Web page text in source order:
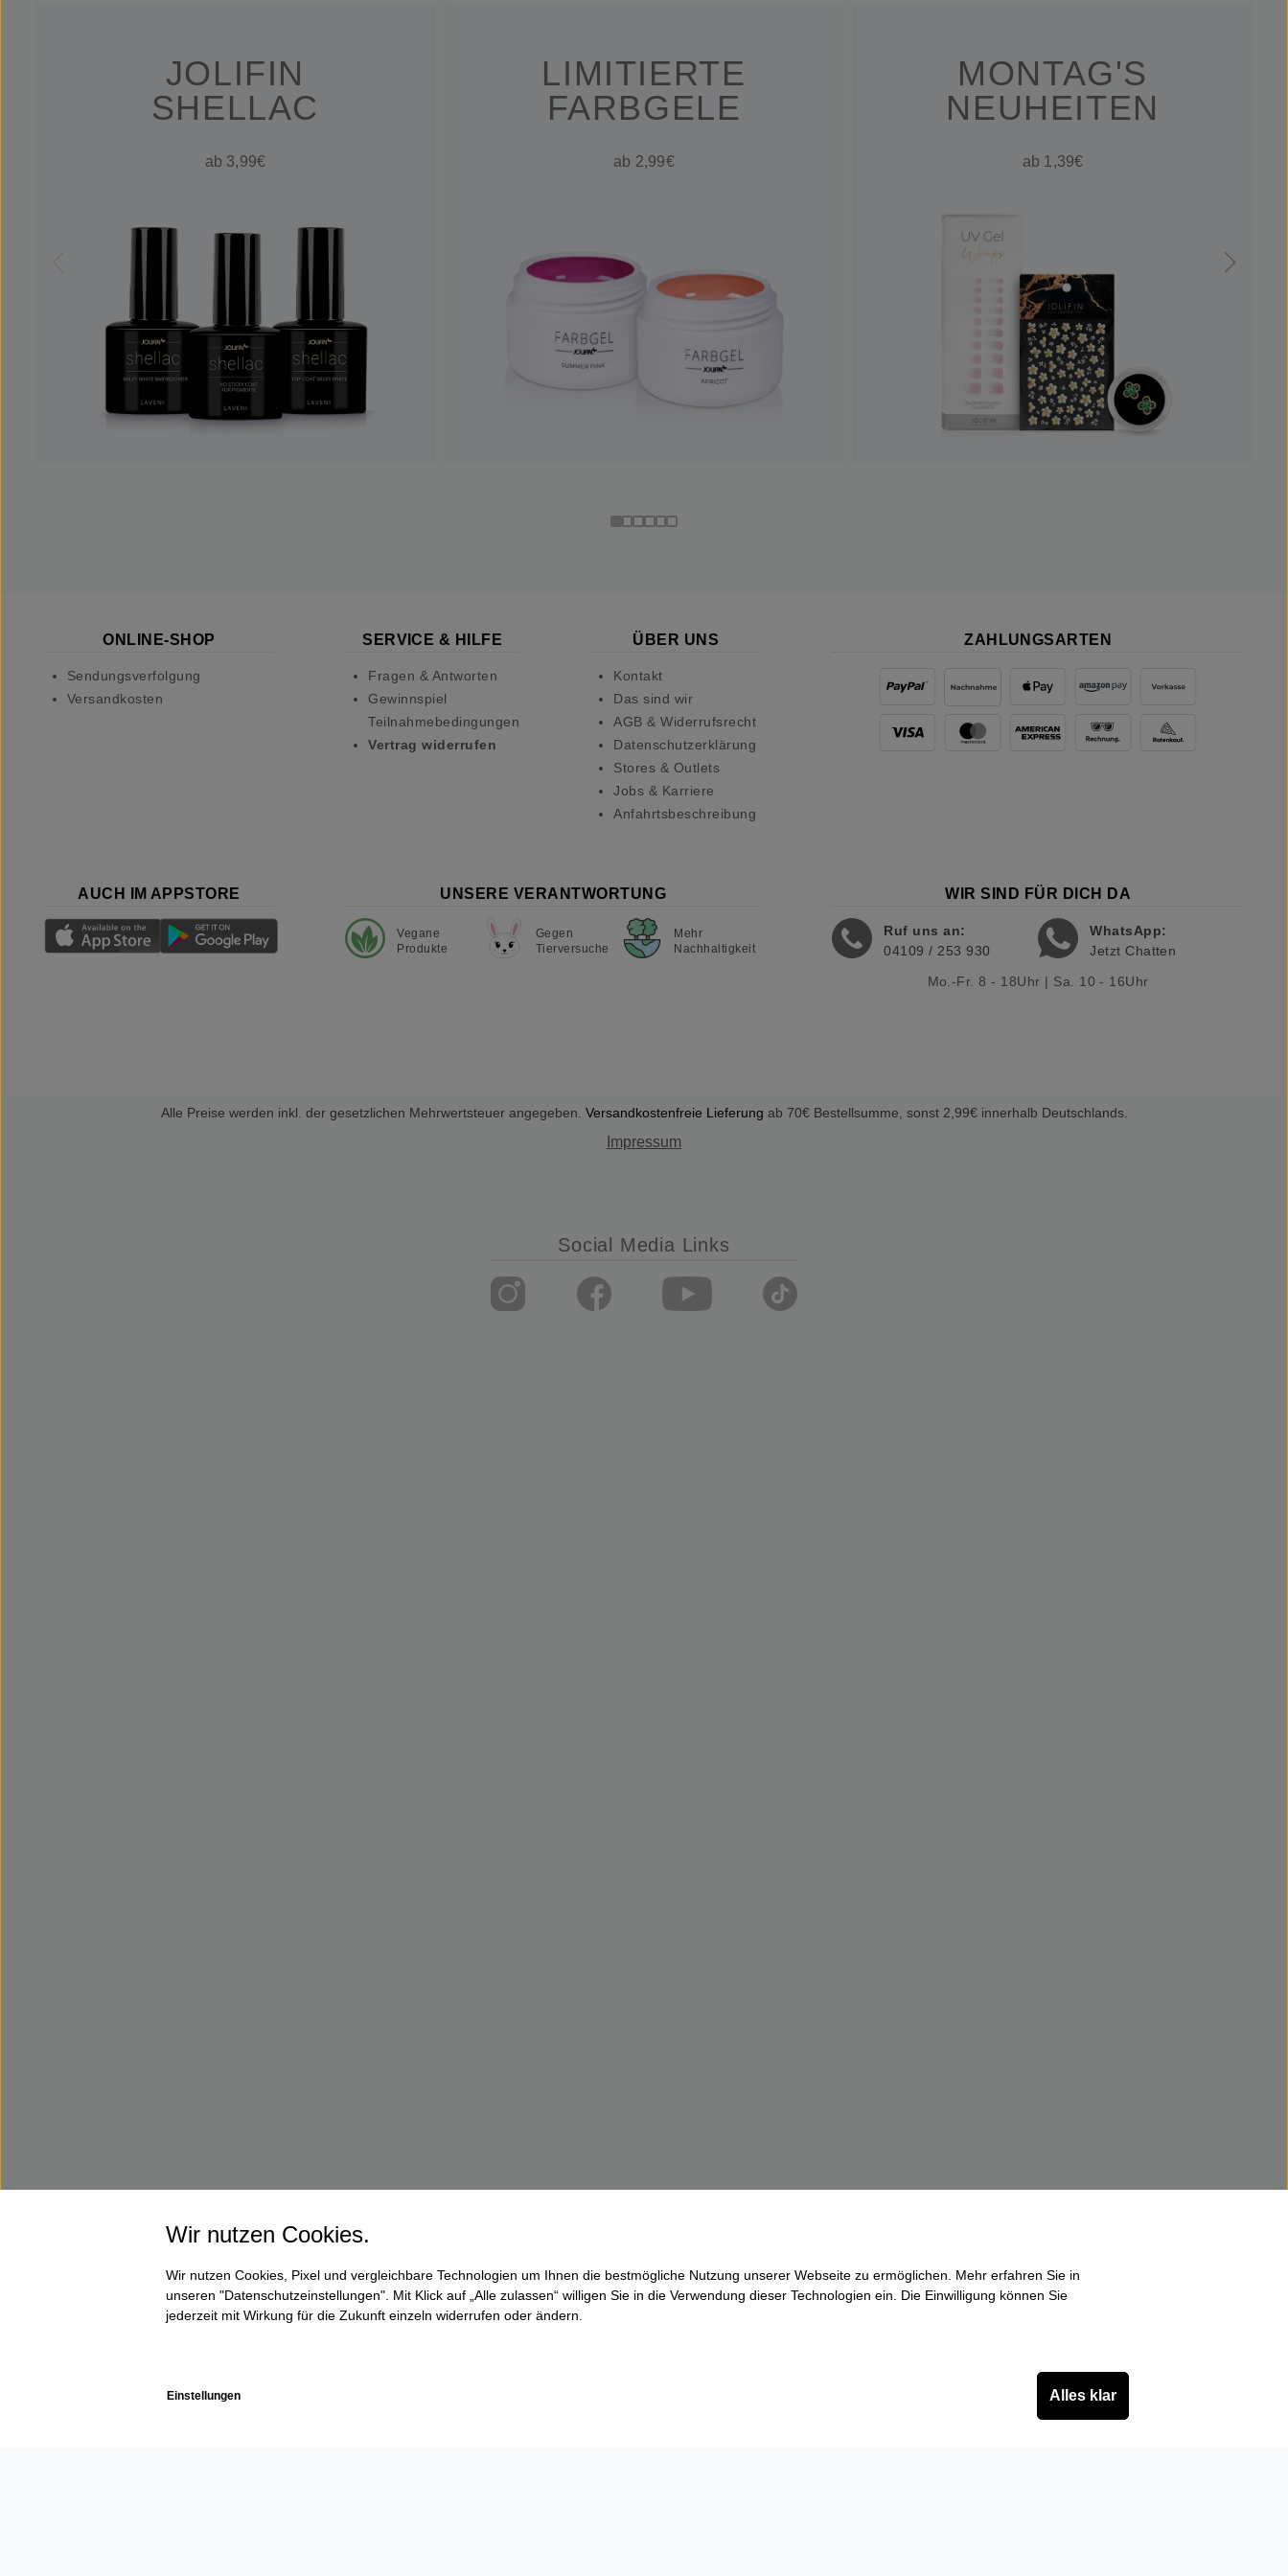
JOLIFIN
SHELLAC
ab 3,99€
LIMITIERTE
FARBGELE
ab 2,99€
MONTAG'S
NEUHEITEN
ab 1,39€
ONLINE-SHOP
Sendungsverfolgung
Versandkosten
SERVICE & HILFE
Fragen & Antworten
Gewinnspiel
Teilnahmebedingungen
Vertrag widerrufen
ÜBER UNS
Kontakt
Das sind wir
AGB & Widerrufsrecht
Datenschutzerklärung
Stores & Outlets
Jobs & Karriere
Anfahrtsbeschreibung
ZAHLUNGSARTEN
AUCH IM APPSTORE UNSERE VERANTWORTUNG
Vegane
Produkte
Gegen
Tierversuche
Mehr
Nachhaltigkeit
WIR SIND FÜR DICH DA
Ruf uns an:
04109 / 253 930
WhatsApp:
Jetzt Chatten
Mo.-Fr. 8 - 18Uhr | Sa. 10 - 16Uhr
Alle Preise werden inkl. der gesetzlichen Mehrwertsteuer angegeben. Versandkostenfreie Lieferung ab 70€ Bestellsumme, sonst 2,99€ innerhalb Deutschlands.
Impressum
Social Media Links
Wir nutzen Cookies.
Wir nutzen Cookies, Pixel und vergleichbare Technologien um Ihnen die bestmögliche Nutzung unserer Webseite zu ermöglichen. Mehr erfahren Sie in
unseren "Datenschutzeinstellungen". Mit Klick auf „Alle zulassen“ willigen Sie in die Verwendung dieser Technologien ein. Die Einwilligung können Sie
jederzeit mit Wirkung für die Zukunft einzeln widerrufen oder ändern.
Einstellungen Alles klar